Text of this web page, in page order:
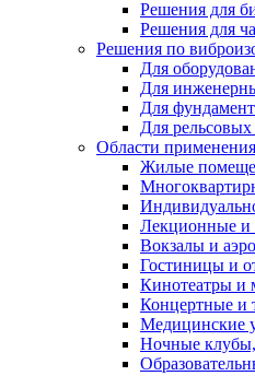
Решения для
Решения для
Решения по
Для
Для
Для
Для рельсовых
Области применения
Жилые
Лекционные и
Вокзалы и
Гостиницы и
Кинотеатры и
Концертные и
Медицинские
Ночные клубы,